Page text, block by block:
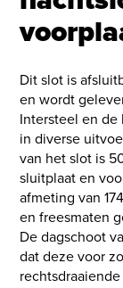
Dit slot is
en wordt
Intersteel en
in diverse
van het slot is
sluitplaat en
afmeting van
en freesmaten
De dagschoot
dat deze voor